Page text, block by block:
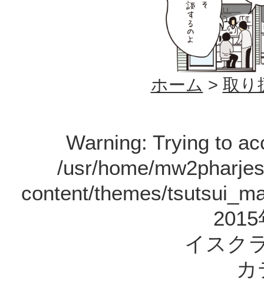
ホーム > 取り
Warning: Trying to
/usr/home/
content/themes/
イスク
カ